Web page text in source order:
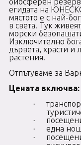
егидата на
мястото е с най-
в света. Тук
морски
Изключително
дървета, храсти и
Отпътуваме за
Цената включва:
·
·
· една
·